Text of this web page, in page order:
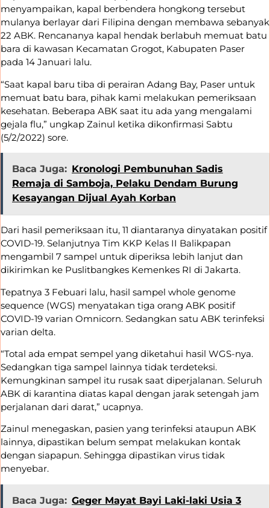
menyampaikan, kapal berbendera hongkong tersebut
mulanya berlayar dari Filipina dengan membawa sebanyak
22 ABK. Rencananya kapal hendak berlabuh memuat batu
bara di kawasan Kecamatan Grogot, Kabupaten Paser
pada 14 Januari lalu.
“Saat kapal baru tiba di perairan Adang Bay, Paser untuk
memuat batu bara, pihak kami melakukan pemeriksaan
kesehatan. Beberapa ABK saat itu ada yang mengalami
gejala flu,” ungkap Zainul ketika dikonfirmasi Sabtu
(5/2/2022) sore.
Baca Juga: Kronologi Pembunuhan Sadis
Remaja di Samboja, Pelaku Dendam Burung
Kesayangan Dijual Ayah Korban
Dari hasil pemeriksaan itu, 11 diantaranya dinyatakan positif
COVID-19. Selanjutnya Tim KKP Kelas II Balikpapan
mengambil 7 sampel untuk diperiksa lebih lanjut dan
dikirimkan ke Puslitbangkes Kemenkes RI di Jakarta.
Tepatnya 3 Febuari lalu, hasil sampel whole genome
sequence (WGS) menyatakan tiga orang ABK positif
COVID-19 varian Omnicorn. Sedangkan satu ABK terinfeksi
varian delta.
“Total ada empat sempel yang diketahui hasil WGS-nya.
Sedangkan tiga sampel lainnya tidak terdeteksi.
Kemungkinan sampel itu rusak saat diperjalanan. Seluruh
ABK di karantina diatas kapal dengan jarak setengah jam
perjalanan dari darat,” ucapnya.
Zainul menegaskan, pasien yang terinfeksi ataupun ABK
lainnya, dipastikan belum sempat melakukan kontak
dengan siapapun. Sehingga dipastikan virus tidak
menyebar.
Baca Juga: Geger Mayat Bayi Laki-laki Usia 3